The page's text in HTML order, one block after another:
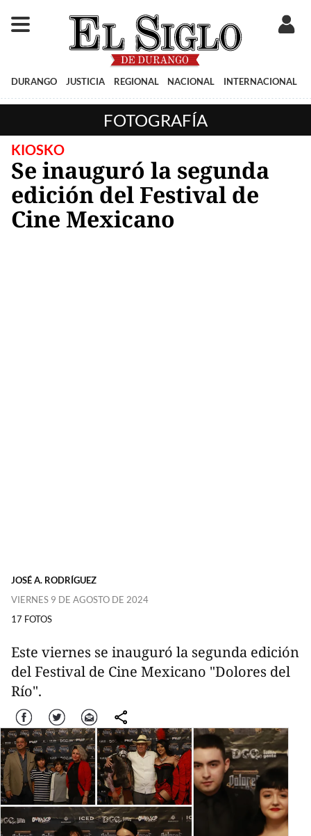
DURANGO JUSTICIA REGIONAL NACIONAL INTERNACIONAL
FOTOGRAFÍA
KIOSKO
Se inauguró la segunda
edición del Festival de
Cine Mexicano
JOSÉ A. RODRÍGUEZ
VIERNES 9 DE AGOSTO DE 2024
17 FOTOS
Este viernes se inauguró la segunda edición
del Festival de Cine Mexicano "Dolores del
Río".
Facebook Twitter Correo comparte